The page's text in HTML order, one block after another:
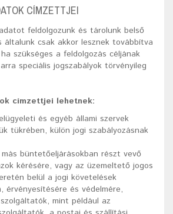
CÍMZETTJEI
feldolgozunk és tárolunk belső
általunk csak akkor lesznek továbbítva
szükséges a feldolgozás céljának
speciális jogszabályok törvényileg
címzettjei lehetnek:
és egyéb állami szervek
tükrében, külön jogi szabályozásnak
büntetőeljárásokban részt vevő
kérésére, vagy az üzemeltető jogos
belül a jogi követelések
érvényesítésére és védelmére,
mint például az